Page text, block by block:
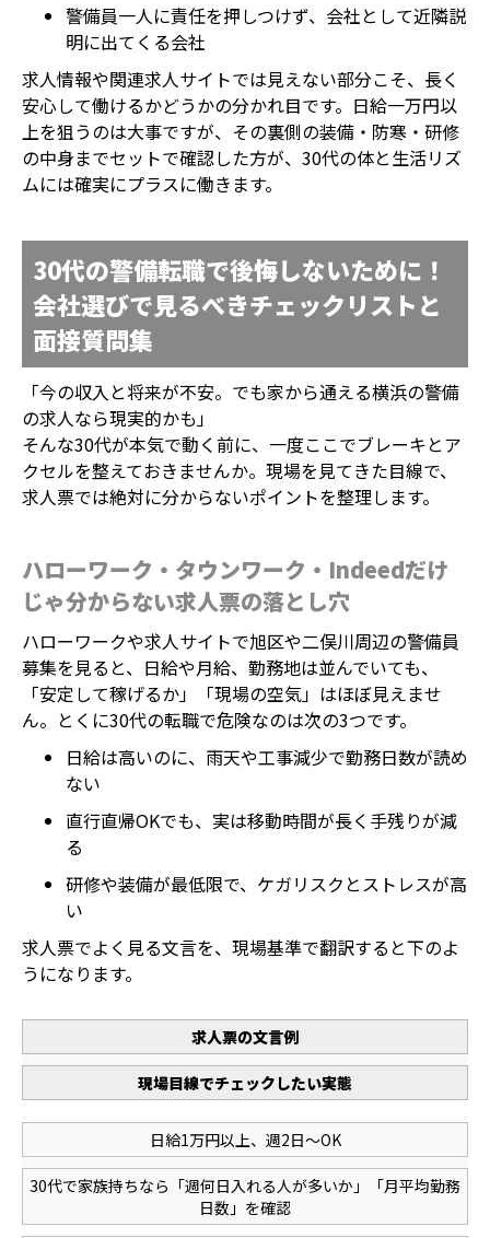
警備員一人に責任を押しつけず、会社として近隣説
明に出てくる会社
求人情報や関連求人サイトでは見えない部分こそ、長く
安心して働けるかどうかの分かれ目です。日給一万円以
上を狙うのは大事ですが、その裏側の装備・防寒・研修
の中身までセットで確認した方が、30代の体と生活リズ
ムには確実にプラスに働きます。
30代の警備転職で後悔しないために！
会社選びで見るべきチェックリストと
面接質問集
「今の収入と将来が不安。でも家から通える横浜の警備
の求人なら現実的かも」
そんな30代が本気で動く前に、一度ここでブレーキとア
クセルを整えておきませんか。現場を見てきた目線で、
求人票では絶対に分からないポイントを整理します。
ハローワーク・タウンワーク・Indeedだけ
じゃ分からない求人票の落とし穴
ハローワークや求人サイトで旭区や二俣川周辺の警備員
募集を見ると、日給や月給、勤務地は並んでいても、
「安定して稼げるか」「現場の空気」はほぼ見えませ
ん。とくに30代の転職で危険なのは次の3つです。
日給は高いのに、雨天や工事減少で勤務日数が読め
ない
直行直帰OKでも、実は移動時間が長く手残りが減
る
研修や装備が最低限で、ケガリスクとストレスが高
い
求人票でよく見る文言を、現場基準で翻訳すると下のよ
うになります。
求人票の文言例
現場目線でチェックしたい実態
日給1万円以上、週2日～OK
30代で家族持ちなら「週何日入れる人が多いか」「月平均勤務
日数」を確認メール